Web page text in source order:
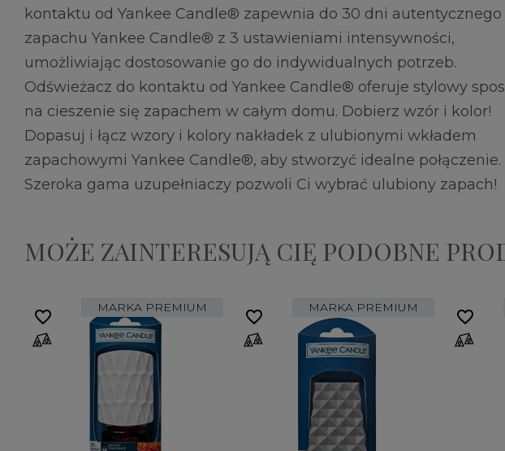
kontaktu od Yankee Candle® zapewnia do 30 dni autentycznego
zapachu Yankee Candle® z 3 ustawieniami intensywności,
umożliwiając dostosowanie go do indywidualnych potrzeb.
Odświeżacz do kontaktu od Yankee Candle® oferuje stylowy
na cieszenie się zapachem w całym domu. Dobierz wzór i kolor!
Dopasuj i łącz wzory i kolory nakładek z ulubionymi wkładem
zapachowymi Yankee Candle®, aby stworzyć idealne połączenie.
Szeroka gama uzupełniaczy pozwoli Ci wybrać ulubiony zapach!
MOŻE ZAINTERESUJĄ CIĘ PODOBNE
MARKA PREMIUM
favorite_border MARKA PREMIUM
favorite_border favorite_border